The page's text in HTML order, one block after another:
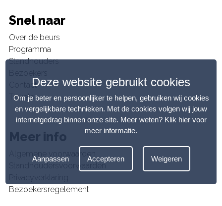
Snel naar
Over de beurs
Programma
Standhouders
Bezoekers
Contact
Tickets
Meer info
Algemene voorwaarden
Standhoudersvoorwaarden
Privacyverklaring
Bezoekersregelement
Deze website gebruikt cookies
Om je beter en persoonlijker te helpen, gebruiken wij cookies
en vergelijkbare technieken. Met de cookies volgen wij jouw
internetgedrag binnen onze site. Meer weten? Klik hier voor
meer informatie.
Aanpassen Accepteren Weigeren